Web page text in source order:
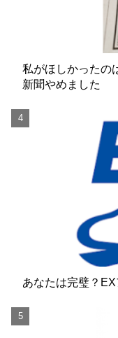
私がほしかったの
新聞やめました
あなたは完璧？